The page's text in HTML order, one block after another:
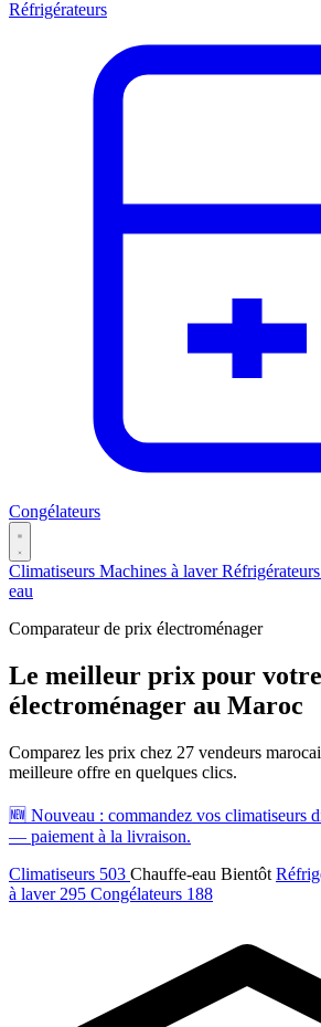
Réfrigérateurs
Congélateurs
Climatiseurs Machines à laverRéfrigérateurs
eau
Catégories
ClimatiseursMachines à laver Réfrigérateurs
eau
Ressources
Avis climatiseursAvis machines à laver
réfrigérateurGuide congélateur
climatiseursPrix machines à laver
Prix climatiseursPrix machines à laverPrix
Comparateur de prix électroménager
Le meilleur prix pour votre
électroménager au Maroc
Comparez les prix chez 27 vendeurs
meilleure offre en quelques clics.
🆕 Nouveau : commandez vos climatiseurs
— paiement à la livraison.
Climatiseurs 503 Chauffe-eau Bientôt
à laver 295 Congélateurs 188